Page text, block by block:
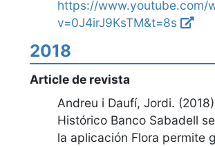
https://www.youtube.com/
v=0J4irJ9KsTM&t=8s
2018
Article de revista
Andreu i Daufí, Jordi.
Histórico Banco Sabadell
la aplicación Flora permite